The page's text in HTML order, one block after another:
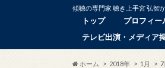
傾聴の専門家 聴き上手宮 弘智
トップ プロフィー
テレビ出演・メディア
ホーム 2018年 1月 7